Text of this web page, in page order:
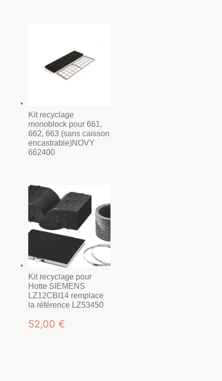
Kit recyclage
monoblock pour 661,
662, 663 (sans caisson
encastrable)NOVY
662400
Kit recyclage pour
Hotte SIEMENS
LZ12CBI14 remplace
la référence LZ53450
52,00 €